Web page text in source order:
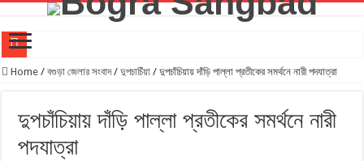
যুব সমাজকে মাদক মুক্ত রাখতে খেলাধুলার বিকল্প নেই। –এমপি মিল্টন
শিবগঞ্জে প্রয়াত শিক্ষকদের স্মরণে বন্ধন৯৮ এর আয়োজনে মিলাদ ও দোয়া মাহফিল
বগুড়ায় নির্মাণ শ্রমিক ইউনিয়নের নবনির্বাচিত কমিটির অভিষেক অনুষ্ঠিত
Home / বগুড়া জেলার সংবাদ / দুপচাচিঁয়া / দুপচাঁচিয়ায় দাঁড়ি পাল্লা প্রতীকের সমর্থনে নারী পদযাত্রা
দুপচাঁচিয়ায় দাঁড়ি পাল্লা প্রতীকের সমর্থনে নারী
পদযাত্রা